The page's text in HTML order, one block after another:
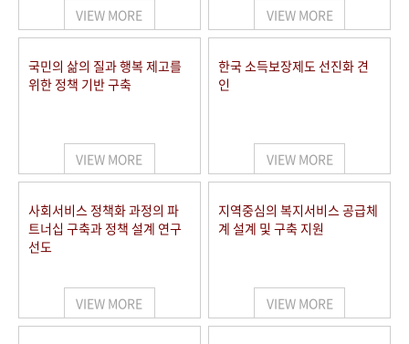
VIEW MORE VIEW MORE
국민의 삶의 질과 행복 제고를
위한 정책 기반 구축
VIEW MORE
한국 소득보장제도 선진화 견
인
VIEW MORE
사회서비스 정책화 과정의 파
트너십 구축과 정책 설계 연구
선도
VIEW MORE
지역중심의 복지서비스 공급체
계 설계 및 구축 지원
VIEW MORE